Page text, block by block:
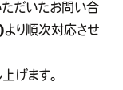
だいたお問い合
より順次対応させ
げます。